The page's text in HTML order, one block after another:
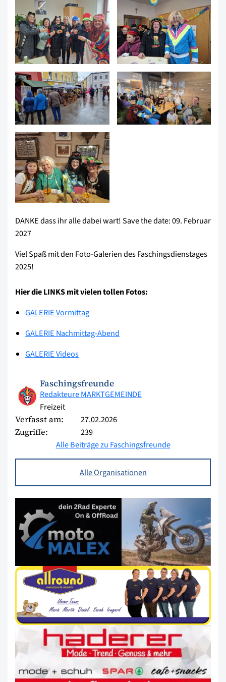
DANKE dass ihr alle dabei wart! Save the date: 09. Februar
2027
Viel Spaß mit den Foto-Galerien des Faschingsdienstages
2025!
Hier die LINKS mit vielen tollen Fotos:
GALERIE Vormittag
GALERIE Nachmittag-Abend
GALERIE Videos
Faschingsfreunde
Redakteure MARKTGEMEINDE
Freizeit
Verfasst am: 27.02.2026
Zugriffe:
239
Alle Beiträge zu Faschingsfreunde
Alle Organisationen